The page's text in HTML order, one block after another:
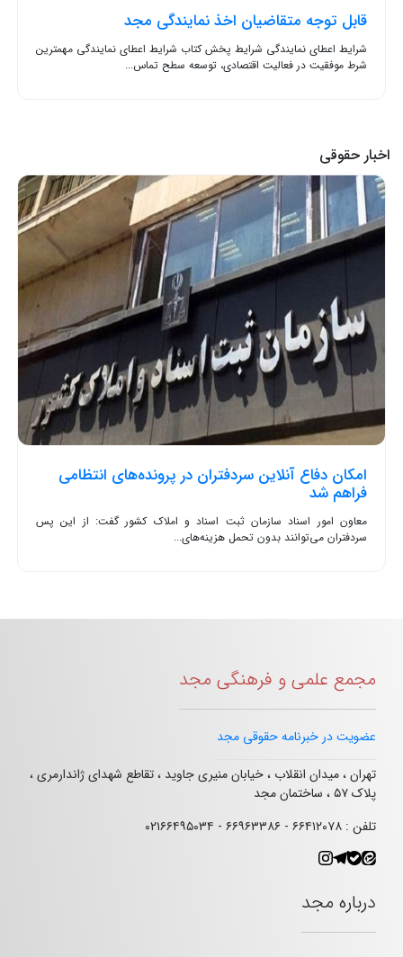
قابل توجه متقاضیان اخذ نمایندگی مجد
شرایط اعطای نمایندگی شرایط پخش کتاب شرایط اعطای نمایندگی مهمترین
شرط موفقیت در فعالیت اقتصادی، توسعه سطح تماس...
اخبار حقوقی
امکان دفاع آنلاین سردفتران در پرونده‌های انتظامی
فراهم شد
معاون امور اسناد سازمان ثبت اسناد و املاک کشور گفت: از این پس
سردفتران می‌توانند بدون تحمل هزینه‌های...
مجمع علمی و فرهنگی مجد
عضویت در خبرنامه حقوقی مجد
تهران ، میدان انقلاب ، خیابان منیری جاوید ، تقاطع شهدای ژاندارمری ،
پلاک ۵۷ ، ساختمان مجد
تلفن : ۶۶۴۱۲۰۷۸ - ۶۶۹۶۳۳۸۶ - ۰۲۱۶۶۴۹۵۰۳۴
درباره مجد